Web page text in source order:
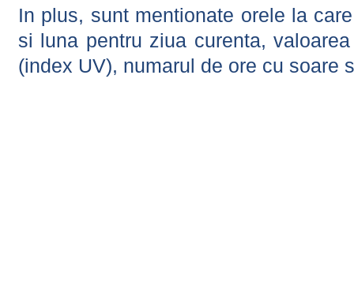
In plus, sunt mentionate orele la
si luna pentru ziua curenta,
(index UV), numarul de ore cu soare